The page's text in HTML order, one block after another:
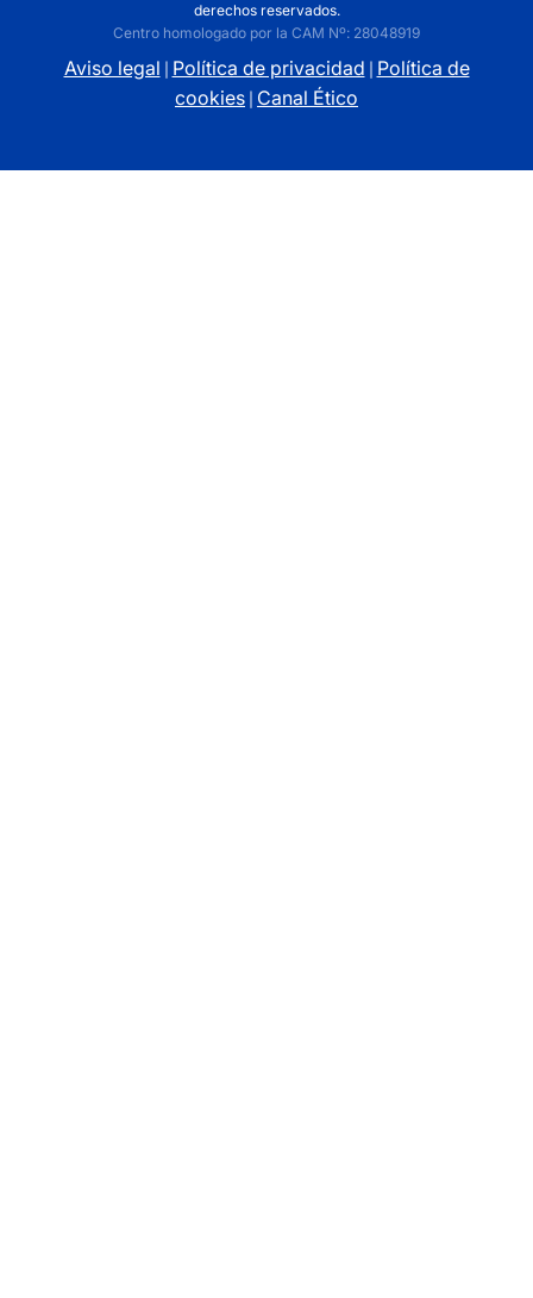
derechos reservados.
Centro homologado por la CAM Nº: 28048919
Aviso legal Política de privacidad Política de
cookies Canal Ético